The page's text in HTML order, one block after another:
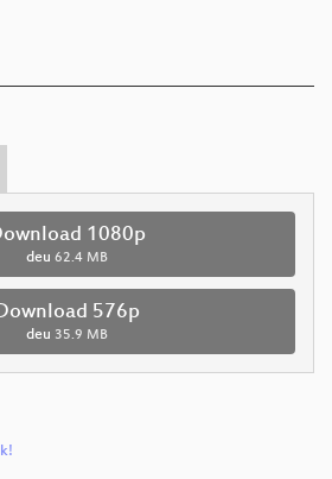
1080p
deu 62.4 MB
576p
deu 35.9 MB